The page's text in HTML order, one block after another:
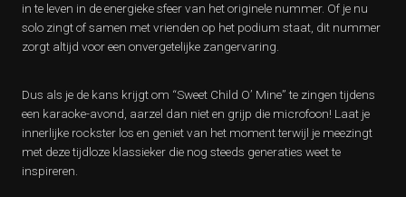
in te leven in de energieke sfeer van het originele nummer. Of je nu
solo zingt of samen met vrienden op het podium staat, dit nummer
zorgt altijd voor een onvergetelijke zangervaring.
Dus als je de kans krijgt om “Sweet Child O’ Mine” te zingen tijdens
een karaoke-avond, aarzel dan niet en grijp die microfoon! Laat je
innerlijke rockster los en geniet van het moment terwijl je meezingt
met deze tijdloze klassieker die nog steeds generaties weet te
inspireren.